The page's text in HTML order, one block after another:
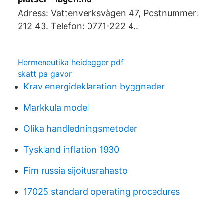
Adress: Vattenverksvägen 47, Postnummer:
212 43. Telefon: 0771-222 4..
Hermeneutika heidegger pdf
skatt pa gavor
Krav energideklaration byggnader
Markkula model
Olika handledningsmetoder
Tyskland inflation 1930
Fim russia sijoitusrahasto
17025 standard operating procedures